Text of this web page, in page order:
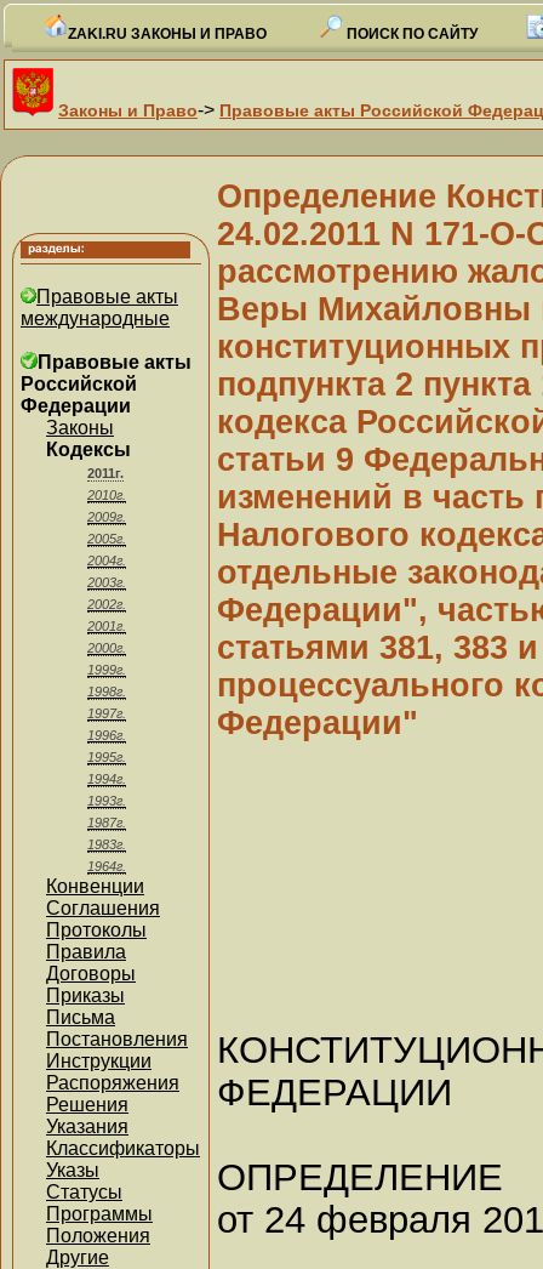
ZAKI.RU ЗАКОНЫ И ПРАВО ПОИСК ПО САЙТУ
Законы и Право-> Правовые акты Российской
Правовые акты
международные
Правовые акты
Российской
Федерации
Законы
Кодексы
2011г.
2010г.
2009г.
2005г.
2004г.
2003г.
2002г.
2001г.
2000г.
1999г.
1998г.
1997г.
1996г.
1995г.
1994г.
1993г.
1987г.
1983г.
1964г.
Конвенции
Соглашения
Протоколы
Правила
Договоры
Приказы
Письма
Постановления
Инструкции
Распоряжения
Решения
Указания
Классификаторы
Указы
Статусы
Программы
Положения
Другие
Определение
24.02.2011 N 171-
рассмотрению
Веры Михайловны
конституционных
подпункта 2
кодекса
статьи 9
изменений в
Налогового
отдельные
Федерации",
статьями 381, 383
процессуального
Федерации"
ФЕДЕРАЦИИ
ОПРЕДЕЛЕНИЕ
от 24 февраля